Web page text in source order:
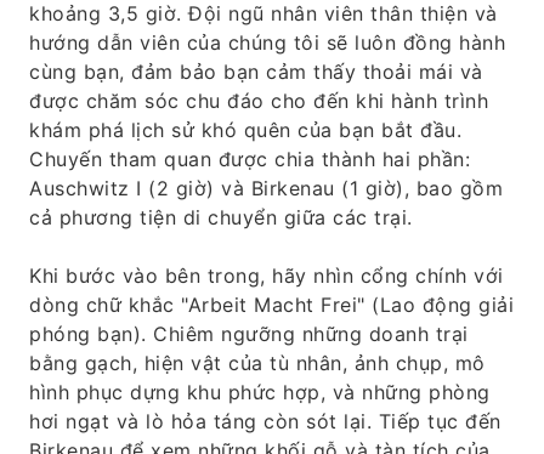
khoảng 3,5 giờ. Đội ngũ nhân viên thân thiện và
hướng dẫn viên của chúng tôi sẽ luôn đồng hành
cùng bạn, đảm bảo bạn cảm thấy thoải mái và
được chăm sóc chu đáo cho đến khi hành trình
khám phá lịch sử khó quên của bạn bắt đầu.
Chuyến tham quan được chia thành hai phần:
Auschwitz I (2 giờ) và Birkenau (1 giờ), bao gồm
cả phương tiện di chuyển giữa các trại.
Khi bước vào bên trong, hãy nhìn cổng chính với
dòng chữ khắc "Arbeit Macht Frei" (Lao động giải
phóng bạn). Chiêm ngưỡng những doanh trại
bằng gạch, hiện vật của tù nhân, ảnh chụp, mô
hình phục dựng khu phức hợp, và những phòng
hơi ngạt và lò hỏa táng còn sót lại. Tiếp tục đến